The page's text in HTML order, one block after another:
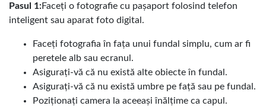
Pasul 1:Faceți o fotografie cu pașaport folosind telefon
inteligent sau aparat foto digital.
Faceți fotografia în fața unui fundal simplu, cum ar fi
peretele alb sau ecranul.
Asigurați-vă că nu există alte obiecte în fundal.
Asigurați-vă că nu există umbre pe față sau pe fundal.
Poziționați camera la aceeași înălțime ca capul.